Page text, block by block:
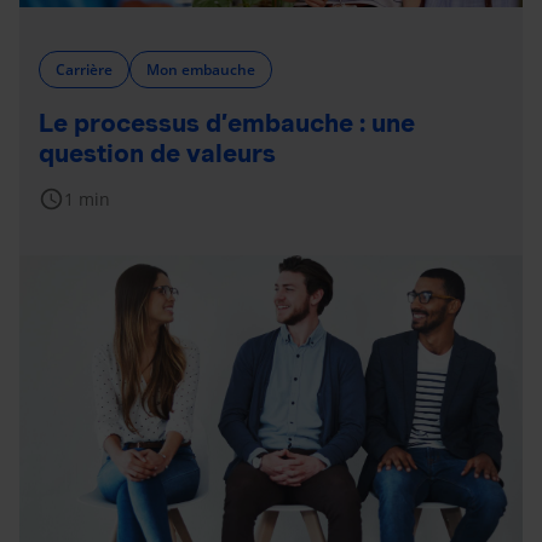
Carrière Mon embauche
Le processus d’embauche : une
question de valeurs
schedule 1 min